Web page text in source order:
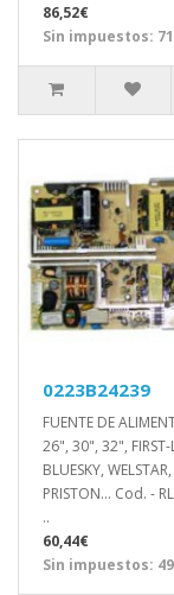
86,52€
Sin impuestos:
0223B24239
FUENTE DE
26", 30", 32", FIRST-
BLUESKY, WELSTAR,
PRISTON... Cod. -
..
60,44€
Sin impuestos: